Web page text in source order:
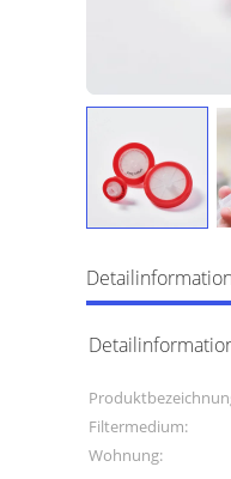
Filtermedium:
Wohnung: